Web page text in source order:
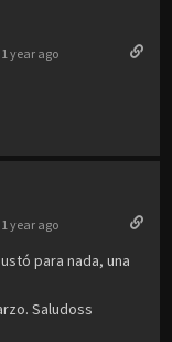
1 year ago
1 year ago
para nada, una
Saludoss